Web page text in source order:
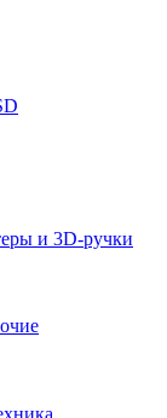
и 3D-ручки